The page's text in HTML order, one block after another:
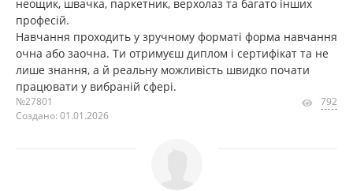
неощик, швачка, паркетник, верхолаз та багато інших
професій.
Навчання проходить у зручному форматі форма навчання
очна або заочна. Ти отримуєш диплом і сертифікат та не
лише знання, а й реальну можливість швидко почати
працювати у вибраній сфері.
№27801
Создано: 01.01.2026
792